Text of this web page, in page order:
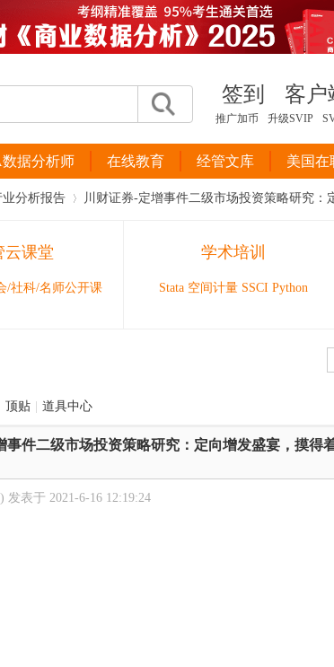
签到 客户
推广加币
升级SVIP
据分析师 在线教育 经管文库 美国在
业分析报告 川财证券-定增事件二级市场投资策略研究：
云课堂
/社科/名师公开课
学术培训
Stata 空间计量 SSCI Python
顶贴 道具中心
事件二级市场投资策略研究：定向增发盛宴，摸得
发表于 2021-6-16 12:19:24